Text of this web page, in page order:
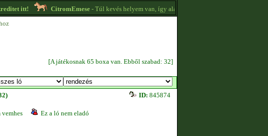
itt! CitromEmese- Túl kevés helyem van, így alapáron tiéd lehetnek a lovaim.
[A játékosnak 65 boxa van. Ebből szabad: 32]
ID: 845874
vemhes Ez a ló nem eladó